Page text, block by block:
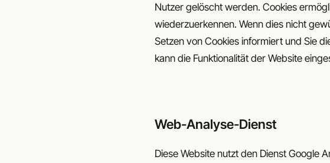
Nutzer gelöscht werden. Cookies
wiederzuerkennen. Wenn dies nicht
Setzen von Cookies informiert und Sie
kann die Funktionalität der Website
Web-Analyse-Dienst
Diese Website nutzt den Dienst Google